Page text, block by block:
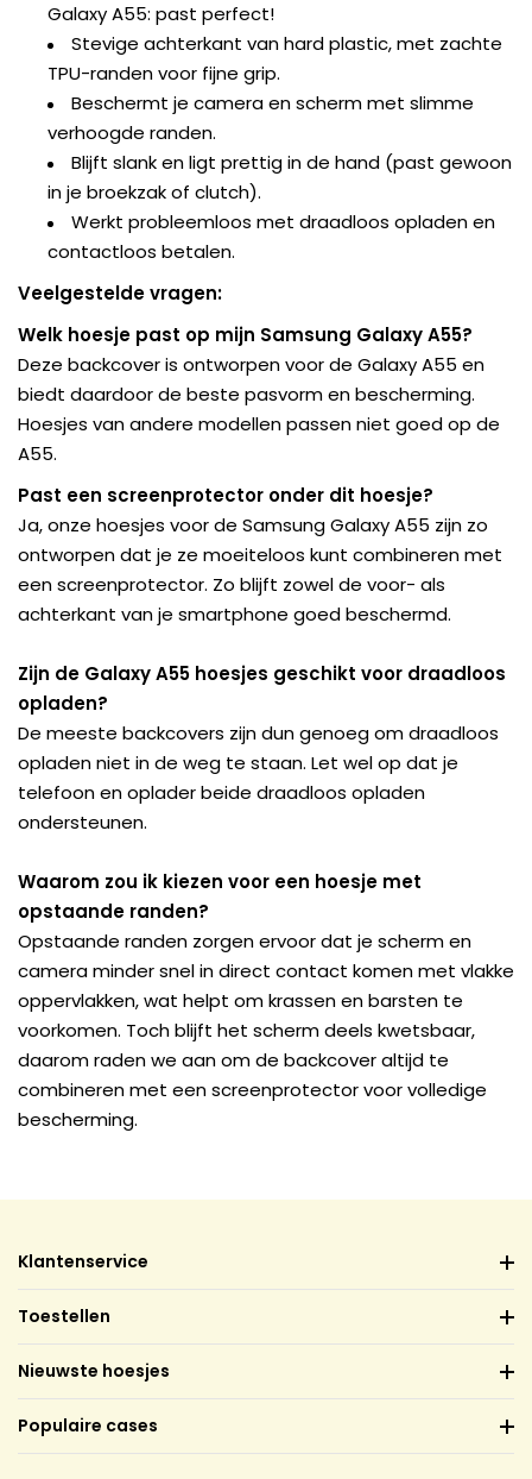
Galaxy A55: past perfect!
Stevige achterkant van hard plastic, met zachte
TPU-randen voor fijne grip.
Beschermt je camera en scherm met slimme
verhoogde randen.
Blijft slank en ligt prettig in de hand (past gewoon
in je broekzak of clutch).
Werkt probleemloos met draadloos opladen en
contactloos betalen.
Veelgestelde vragen:
Welk hoesje past op mijn Samsung Galaxy A55?
Deze backcover is ontworpen voor de Galaxy A55 en
biedt daardoor de beste pasvorm en bescherming.
Hoesjes van andere modellen passen niet goed op de
A55.
Past een screenprotector onder dit hoesje?
Ja, onze hoesjes voor de Samsung Galaxy A55 zijn zo
ontworpen dat je ze moeiteloos kunt combineren met
een screenprotector. Zo blijft zowel de voor- als
achterkant van je smartphone goed beschermd.
Zijn de Galaxy A55 hoesjes geschikt voor draadloos
opladen?
De meeste backcovers zijn dun genoeg om draadloos
opladen niet in de weg te staan. Let wel op dat je
telefoon en oplader beide draadloos opladen
ondersteunen.
Waarom zou ik kiezen voor een hoesje met
opstaande randen?
Opstaande randen zorgen ervoor dat je scherm en
camera minder snel in direct contact komen met vlakke
oppervlakken, wat helpt om krassen en barsten te
voorkomen. Toch blijft het scherm deels kwetsbaar,
daarom raden we aan om de backcover altijd te
combineren met een screenprotector voor volledige
bescherming.
Klantenservice
Toestellen
Nieuwste hoesjes
Populaire cases